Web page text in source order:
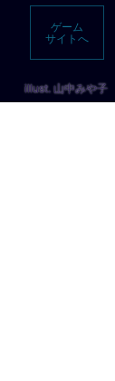
ゲーム
サイトへ
illust. 山中みや子